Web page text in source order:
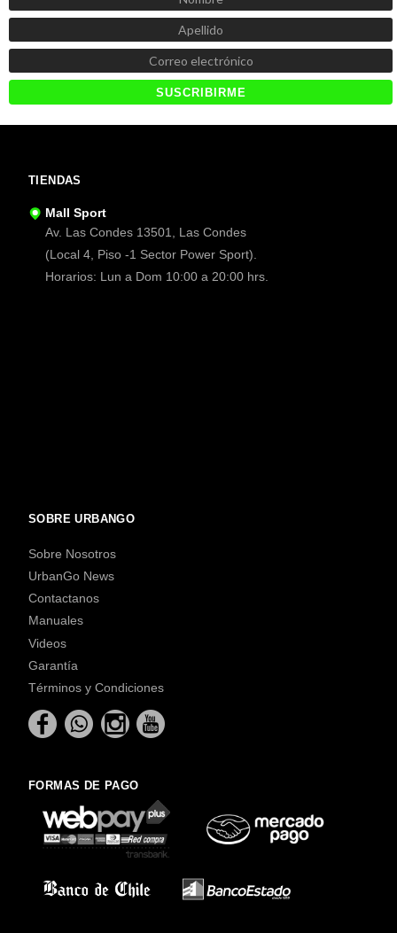
TIENDAS
Mall Sport
Av. Las Condes 13501, Las Condes
(Local 4, Piso -1 Sector Power Sport).
Horarios: Lun a Dom 10:00 a 20:00 hrs.
SOBRE URBANGO
Sobre Nosotros
UrbanGo News
Contactanos
Manuales
Videos
Garantía
Términos y Condiciones
FORMAS DE PAGO